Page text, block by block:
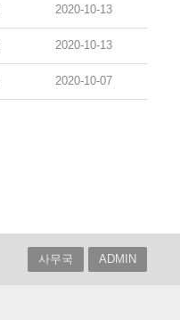
2020-10-13
2020-10-13
2020-10-07
사무국 ADMIN